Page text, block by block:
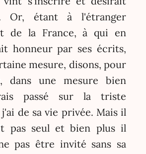
Or, étant à l'étranger
de la France, à qui en
honneur par ses écrits,
mesure, disons, pour
dans une mesure bien
passé sur la triste
de sa vie privée. Mais il
pas seul et bien plus il
pas être invité sans sa